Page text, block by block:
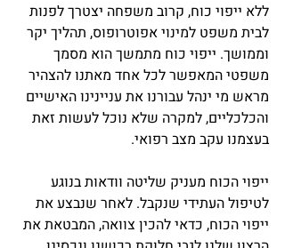
ללא ייפוי כוח, קרוב משפחה יצטרך לפנות
לבית משפט למינוי אפוטרופוס, תהליך יקר
וממושך. ייפוי כוח מתמשך הוא מסמך
משפטי המאפשר לכל אחד מאתנו להצהיר
מראש מי ינהל עבורנו את עניינינו האישיים
והכלכליים, למקרה שלא נוכל לעשות זאת
בעצמנו עקב מצב רפואי.
ייפוי הכוח מעניק שליטה וודאות בנוגע
לטיפול העתידי שנקבל. לאחר שנבצע את
ייפוי הכוח, כדאי להכין צוואה, המבטאת את